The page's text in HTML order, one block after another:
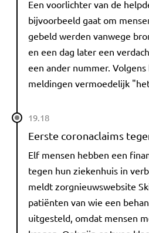
Een voorlichter van de
bijvoorbeeld gaat om
gebeld werden vanwege
en een dag later een
een ander nummer.
meldingen vermoedelijk
19.18
Eerste coronaclaims
Elf mensen hebben een
tegen hun ziekenhuis in
meldt zorgnieuwswebsite
patiënten van wie een
uitgesteld, omdat mensen